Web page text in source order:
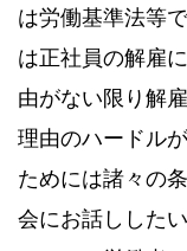
は労働基準法等
は正社員の解雇
由がない限り解
理由のハードル
ためには諸々の
会にお話しした